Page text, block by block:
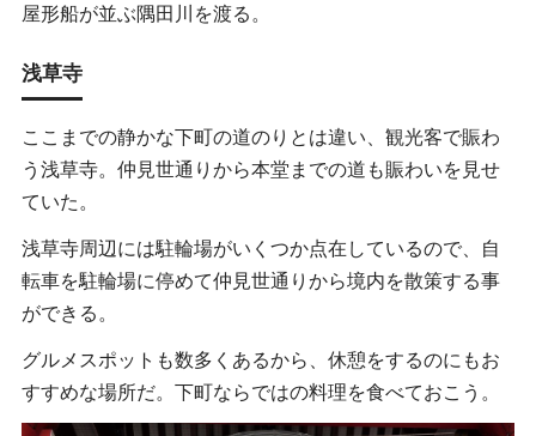
屋形船が並ぶ隅田川を渡る。
浅草寺
ここまでの静かな下町の道のりとは違い、観光客で賑わ
う浅草寺。仲見世通りから本堂までの道も賑わいを見せ
ていた。
浅草寺周辺には駐輪場がいくつか点在しているので、自
転車を駐輪場に停めて仲見世通りから境内を散策する事
ができる。
グルメスポットも数多くあるから、休憩をするのにもお
すすめな場所だ。下町ならではの料理を食べておこう。